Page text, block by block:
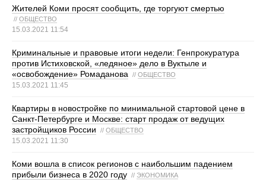
Жителей Коми просят сообщить, где торгуют смертью
// ОБЩЕСТВО
15.03.2021 11:54
Криминальные и правовые итоги недели: Генпрокуратура
против Истиховской, «ледяное» дело в Вуктыле и
«освобождение» Ромаданова // ОБЩЕСТВО
15.03.2021 11:45
Квартиры в новостройке по минимальной стартовой цене в
Санкт-Петербурге и Москве: старт продаж от ведущих
застройщиков России
// ОБЩЕСТВО
15.03.2021 11:30
Коми вошла в список регионов с наибольшим падением
прибыли бизнеса в 2020 году // ЭКОНОМИКА